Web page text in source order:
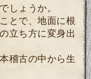
しょうか。
とで、地面に根
立ち方に変身出
稽古の中から生